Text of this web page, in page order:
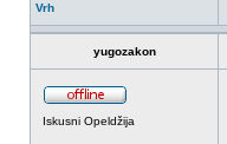
Vrh
yugozakon
Iskusni Opeldžija